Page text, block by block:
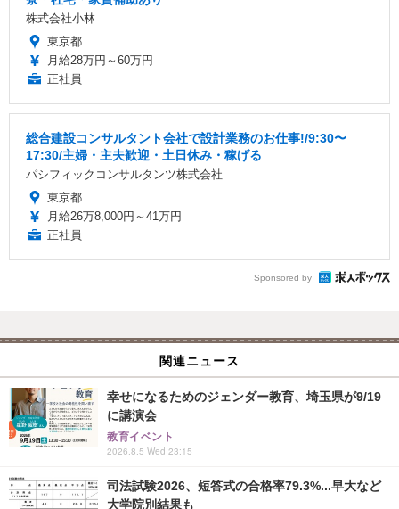
株式会社小林
東京都
月給28万円～60万円
正社員
総合建設コンサルタント会社で設計業務のお仕事!/9:30〜
17:30/主婦・主夫歓迎・土日休み・稼げる
パシフィックコンサルタンツ株式会社
東京都
月給26万8,000円～41万円
正社員
Sponsored by
関連ニュース
幸せになるためのジェンダー教育、埼玉県が9/19
に講演会
教育イベント
2026.8.5 Wed 23:15
司法試験2026、短答式の合格率79.3%...早大など
大学院別結果も